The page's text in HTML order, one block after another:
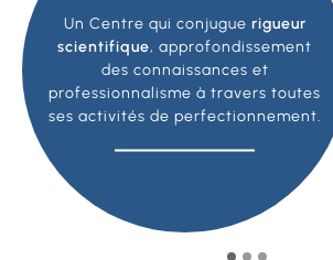
Un Centre qui conjugue rigueur
scientifique, approfondissement
des connaissances et
professionnalisme à travers toutes
ses activités de perfectionnement.